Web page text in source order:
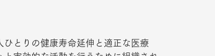
とりの健康寿命延伸と適正な医療